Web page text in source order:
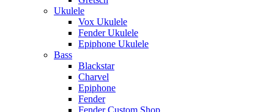
Ukulele
Vox Ukulele
Fender Ukulele
Epiphone Ukulele
Bass
Blackstar
Charvel
Epiphone
Fender
Fender Custom Shop